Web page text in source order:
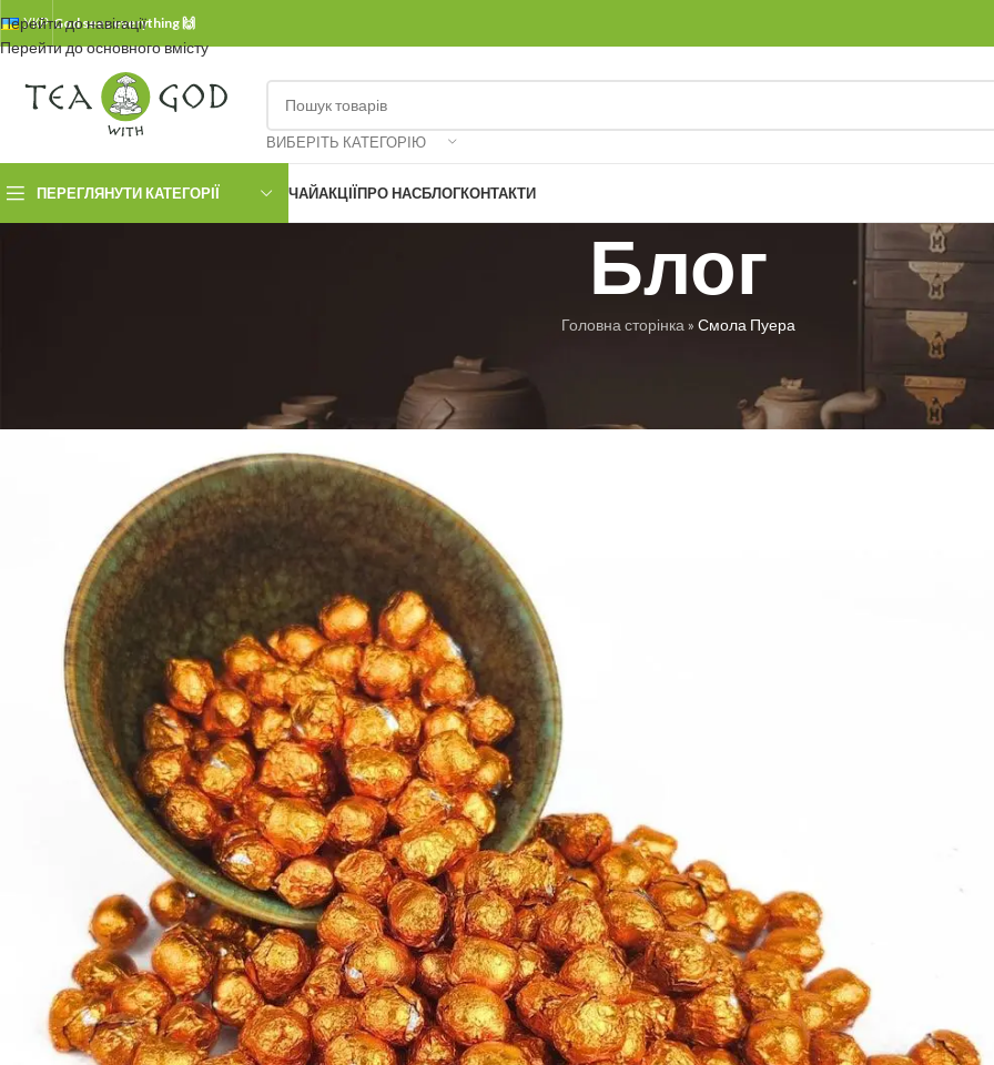
Перейти до навігації
Перейти до основного вмісту
УКР.God sees everything 🙌
ВИБЕРІТЬ КАТЕГОРІЮ
ПЕРЕГЛЯНУТИ КАТЕГОРІЇ ЧАЙАКЦІЇПРО НАСБЛОГКОНТАКТИ
Блог
Головна сторінка » Смола Пуера
Смола Пуера
Опубліковано Любовь Троян